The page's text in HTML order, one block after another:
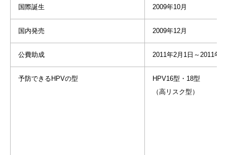
国際誕生 2009年10月
国内発売 2009年12月
公費助成 2011年2月1日～2011年3
予防できるHPVの型
HPV16型・18型
（高リスク型）